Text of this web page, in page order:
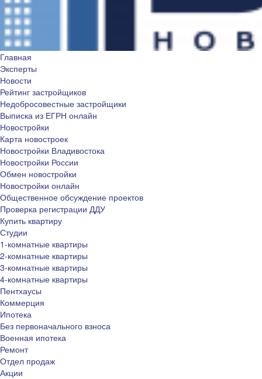
Главная
Эксперты
Новости
Рейтинг застройщиков
Недобросовестные застройщики
Выписка из ЕГРН онлайн
Новостройки
Карта новостроек
Новостройки Владивостока
Новостройки России
Обмен новостройки
Новостройки онлайн
Общественное обсуждение проектов
Проверка регистрации ДДУ
Купить квартиру
Студии
1-комнатные квартиры
2-комнатные квартиры
3-комнатные квартиры
4-комнатные квартиры
Пентхаусы
Коммерция
Ипотека
Без первоначального взноса
Военная ипотека
Ремонт
Отдел продаж
Акции